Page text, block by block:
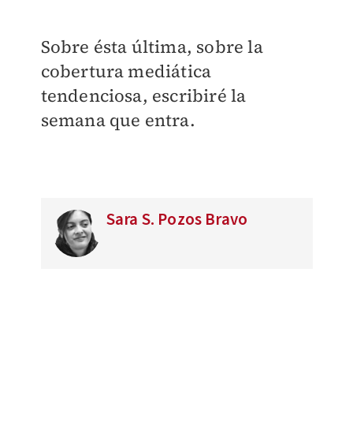
Sobre ésta última, sobre la
cobertura mediática
tendenciosa, escribiré la
semana que entra.
Sara S. Pozos Bravo